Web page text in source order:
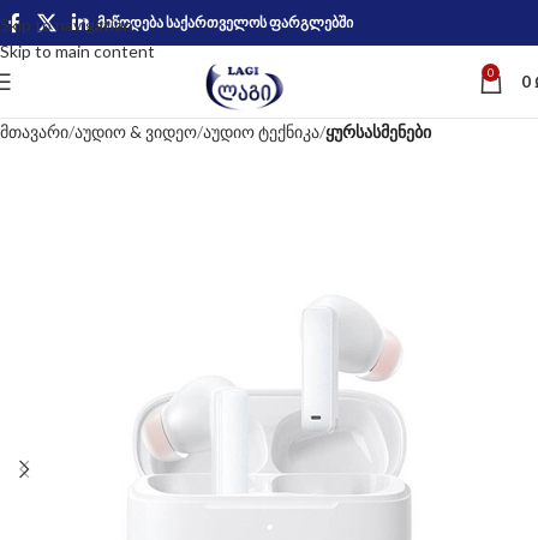
Skip to navigation
Skip to main content
მიწოდება საქართველოს ფარგლებში
0 0
მთავარი აუდიო & ვიდეო აუდიო ტექნიკა ყურსასმენები